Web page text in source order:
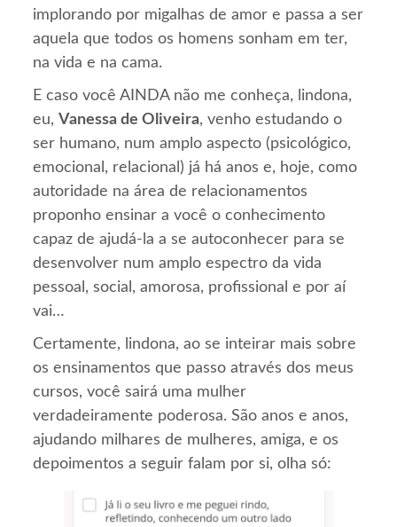
implorando por migalhas de amor e passa a ser
aquela que todos os homens sonham em ter,
na vida e na cama.
E caso você AINDA não me conheça, lindona,
eu,Vanessa de Oliveira, venho estudando o
ser humano, num amplo aspecto (psicológico,
emocional, relacional) já há anos e, hoje, como
autoridade na área de relacionamentos
proponho ensinar a você o conhecimento
capaz de ajudá-la a se autoconhecer para se
desenvolver num amplo espectro da vida
pessoal, social, amorosa, profissional e por aí
vai…
Certamente, lindona, ao se inteirar mais sobre
os ensinamentos que passo através dos meus
cursos, você sairá uma mulher
verdadeiramente poderosa. São anos e anos,
ajudando milhares de mulheres, amiga, e os
depoimentos a seguir falam por si, olha só: